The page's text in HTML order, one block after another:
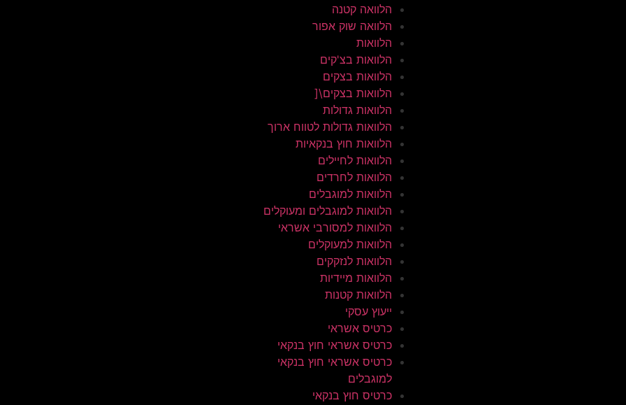
הלוואה קטנה
הלוואה שוק אפור
הלוואות
הלוואות בצ'קים
הלוואות בצקים
הלוואות בצקים\[
הלוואות גדולות
הלוואות גדולות לטווח ארוך
הלוואות חוץ בנקאיות
הלוואות לחיילים
הלוואות לחרדים
הלוואות למוגבלים
הלוואות למוגבלים ומעוקלים
הלוואות למסורבי אשראי
הלוואות למעוקלים
הלוואות לנזקקים
הלוואות מיידיות
הלוואות קטנות
ייעוץ עסקי
כרטיס אשראי
כרטיס אשראי חוץ בנקאי
כרטיס אשראי חוץ בנקאי
למוגבלים
כרטיס חוץ בנקאי